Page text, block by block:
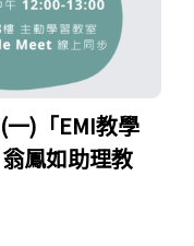
一)「EMI教學
鳳如助理教